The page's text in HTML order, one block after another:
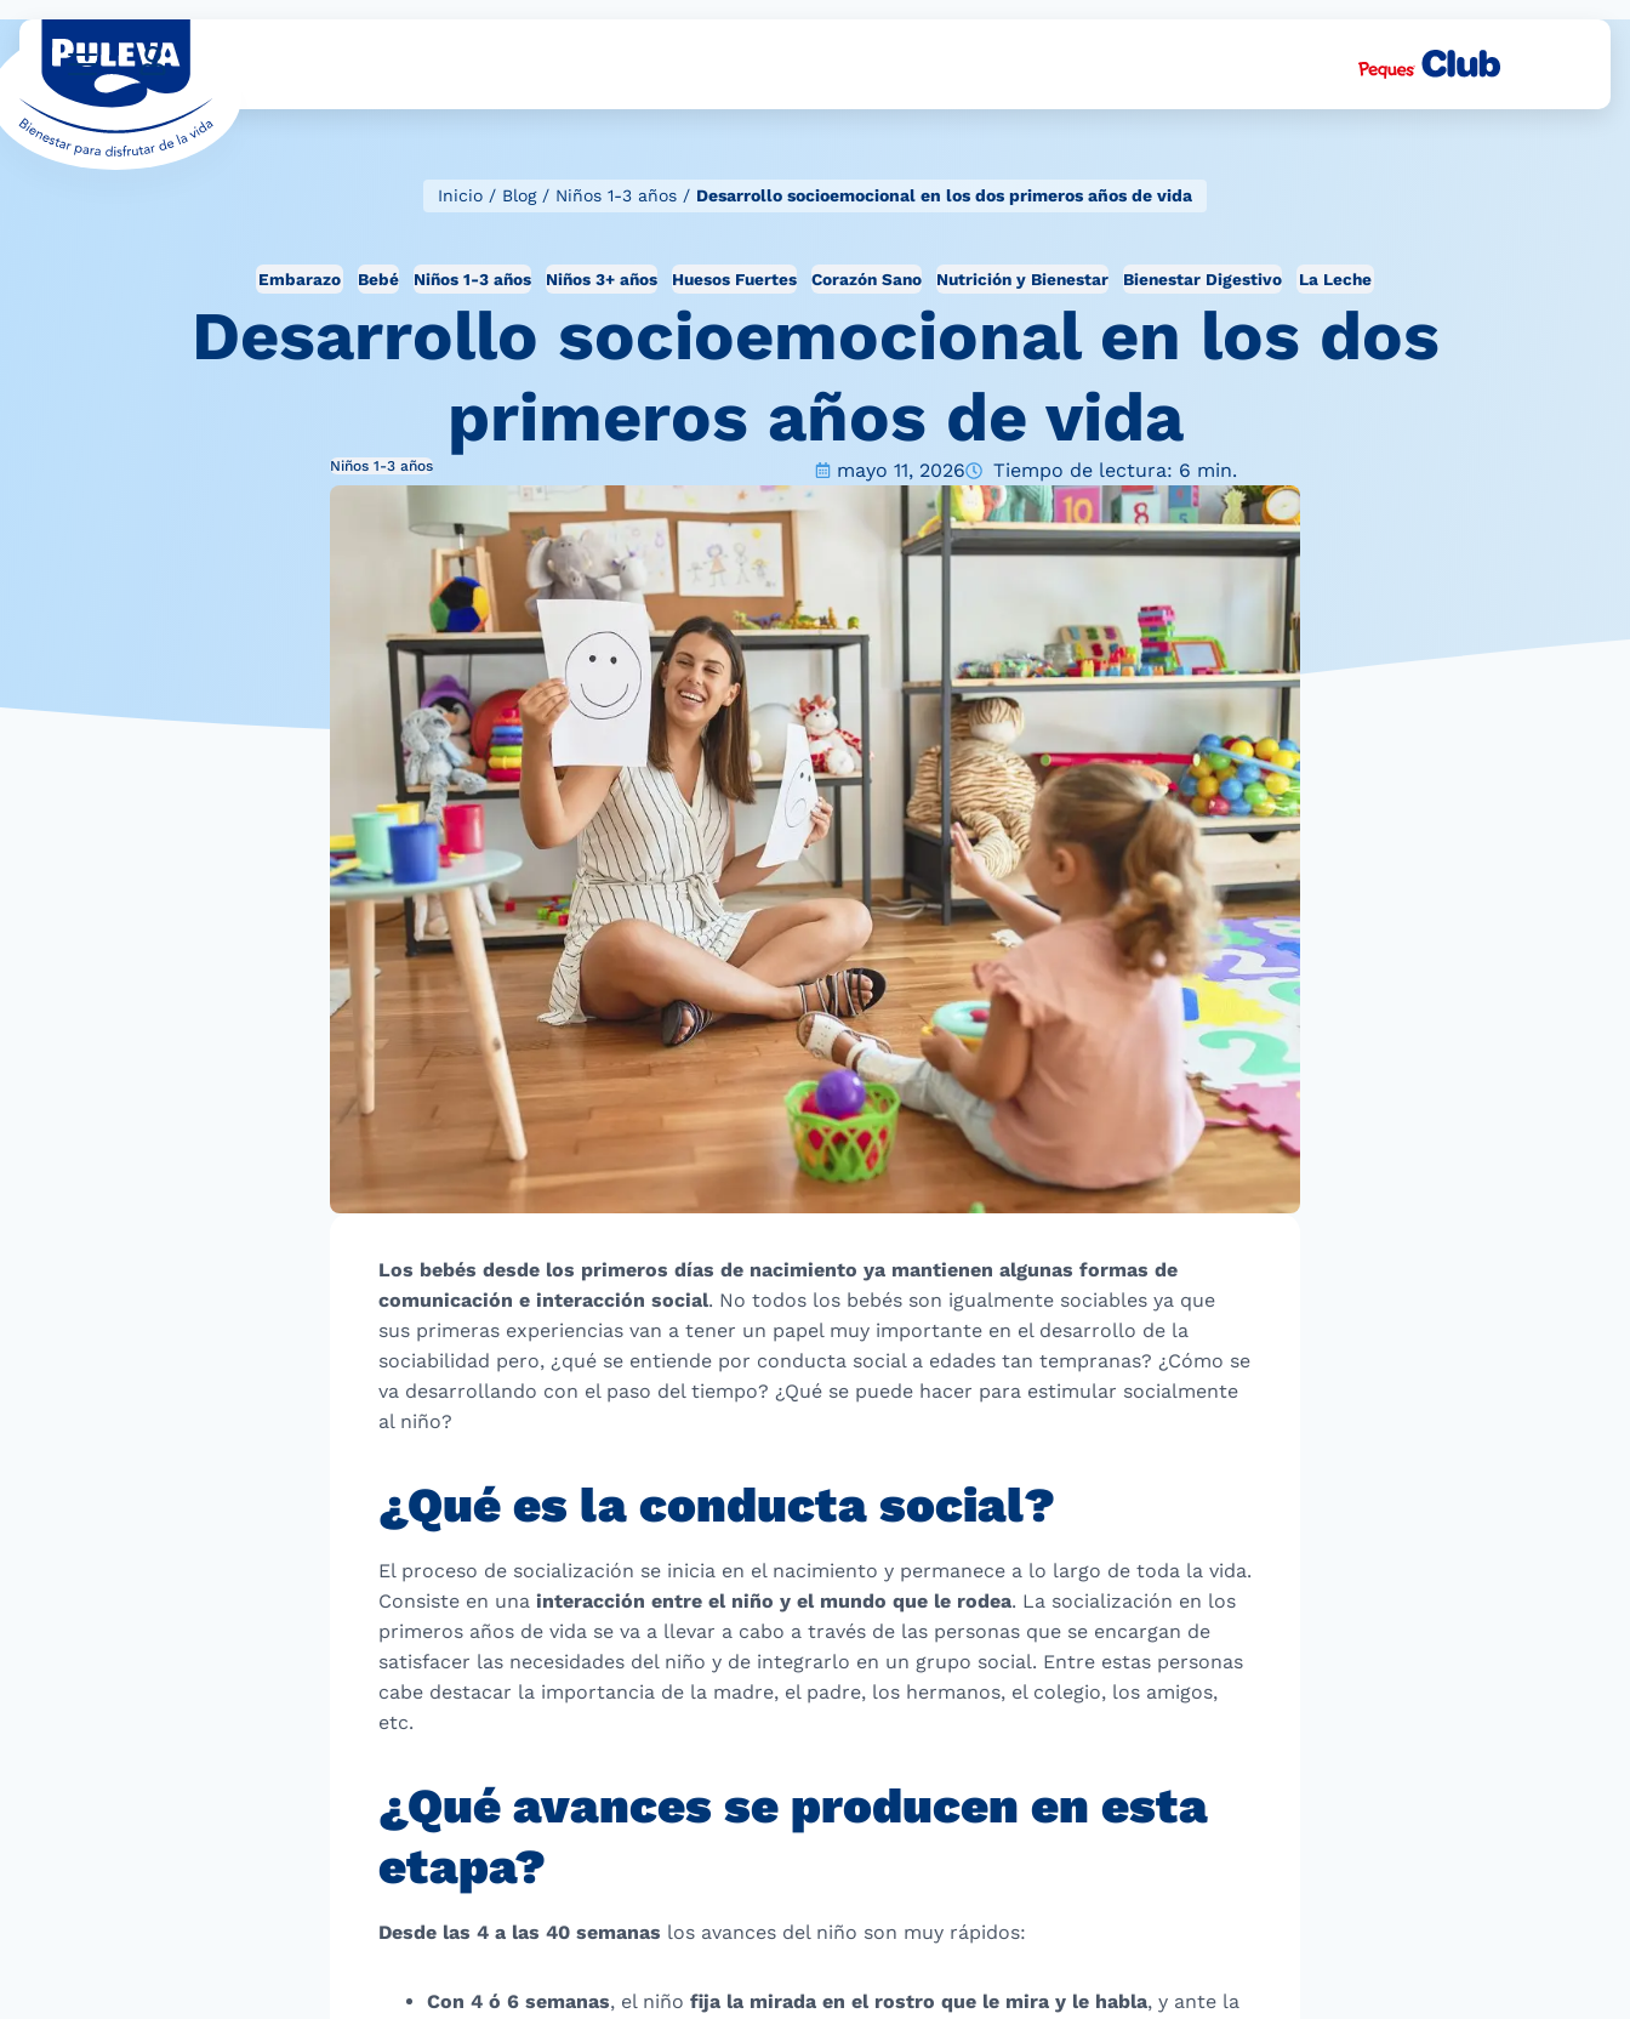
Inicio / Blog/ Niños 1-3 años / Desarrollo socioemocional en los dos primeros años de vida
Embarazo Bebé Niños 1-3 años Niños 3+ años Huesos Fuertes Corazón Sano Nutrición y Bienestar Bienestar Digestivo La Leche
Desarrollo socioemocional en los dos
primeros años de vida
Niños 1-3 años mayo 11, 2026 Tiempo de lectura: 6 min.
Los bebés desde los primeros días de nacimiento ya mantienen algunas formas de
comunicación e interacción social. No todos los bebés son igualmente sociables ya que
sus primeras experiencias van a tener un papel muy importante en el desarrollo de la
sociabilidad pero, ¿qué se entiende por conducta social a edades tan tempranas? ¿Cómo se
va desarrollando con el paso del tiempo? ¿Qué se puede hacer para estimular socialmente
al niño?
¿Qué es la conducta social?
El proceso de socialización se inicia en el nacimiento y permanece a lo largo de toda la vida.
Consiste en una interacción entre el niño y el mundo que le rodea. La socialización en los
primeros años de vida se va a llevar a cabo a través de las personas que se encargan de
satisfacer las necesidades del niño y de integrarlo en un grupo social. Entre estas personas
cabe destacar la importancia de la madre, el padre, los hermanos, el colegio, los amigos,
etc.
¿Qué avances se producen en esta
etapa?
Desde las 4 a las 40 semanas los avances del niño son muy rápidos:
Con 4 ó 6 semanas, el niño fija la mirada en el rostro que le mira y le habla, y ante la